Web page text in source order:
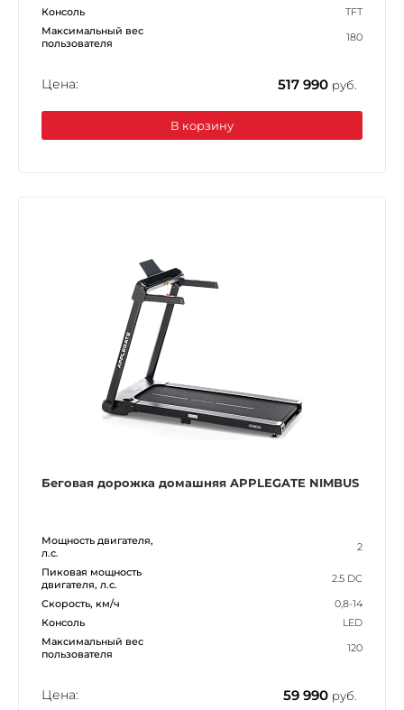
Консоль
TFT
Максимальный вес
пользователя
180
Цена: 517 990 руб.
В корзину
Беговая дорожка домашняя APPLEGATE NIMBUS
Мощность двигателя,
л.с.
2
Пиковая мощность
двигателя, л.с.
2.5 DC
Скорость, км/ч
0,8-14
Консоль
LED
Максимальный вес
пользователя
120
Цена: 59 990 руб.